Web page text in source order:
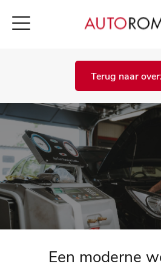
Terug naar
Een moderne